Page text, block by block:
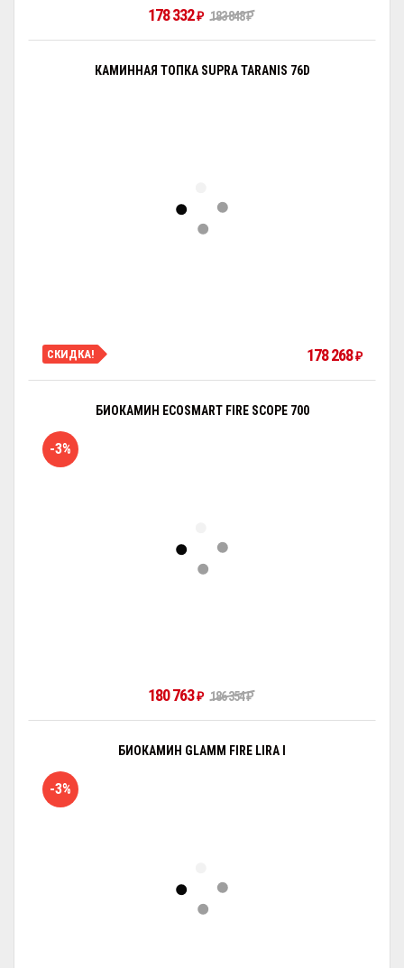
178 332₽ 183 848₽
КАМИННАЯ ТОПКА SUPRA TARANIS 76D
СКИДКА! 178 268₽
БИОКАМИН ECOSMART FIRE SCOPE 700
-3%
180 763₽ 186 354₽
БИОКАМИН GLAMM FIRE LIRA I
-3%